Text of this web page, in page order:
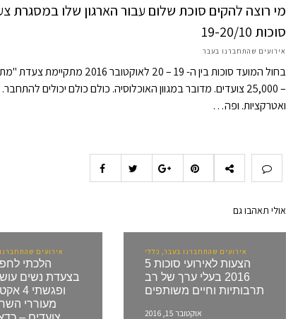
מי רוצה להקים סוכת שלום עבור הארגון שלו במסגרת
סוכות 19-20/10
אירועים שהתחברנו בעבר
בחול המועד סוכות בין ה- 19 –
– 25,000 צועדים. מדובר במגוון האוכלוסיה. כולם כולם יכולים
ואטרקציות. ופה…
אולי תאהבו גם
אירועים שהתחברנו בעבר, כללי
5 הצעות לאירועי סוכות
2016 בעלי ערך של רב
תרבותיות וחיים משותפים
אוקטובר 15, 2016
אירועים
הלכתי
בצעדת נשים
ופגשתי
מעוררי